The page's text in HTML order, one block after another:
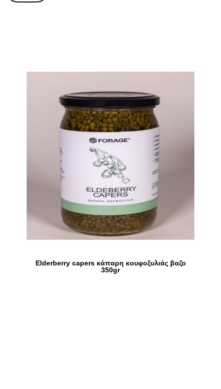
Elderberry capers κάπαρη κουφοξυλιάς βαζο
350gr